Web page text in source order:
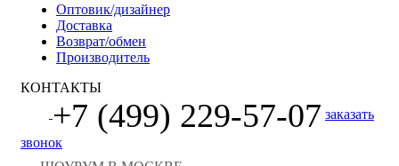
Оптовик/дизайнер
Доставка
Возврат/обмен
Производитель
КОНТАКТЫ
+7 (499) 229-57-07 заказать
звонок